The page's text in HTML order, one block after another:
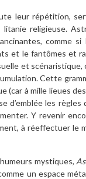
leur répétition,
religieuse.
comme
et le fantômes et
et
Cette
à mille lieues
les règles
Y revenir
à réeffectuer le
mystiques,
un espace